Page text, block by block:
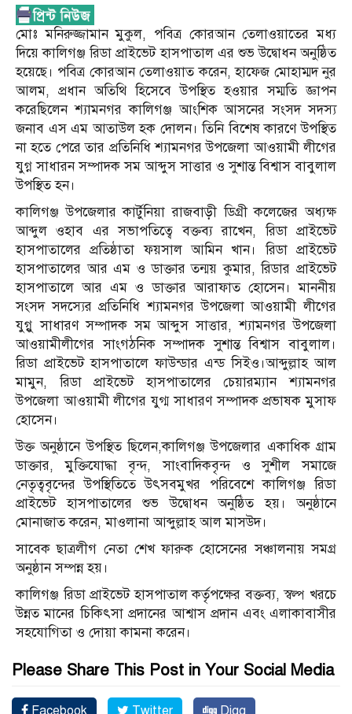
মোঃ মনিরুজ্জামান মুকুল, পবিত্র কোরআন তেলাওয়াতের মধ্য
দিয়ে কালিগঞ্জ রিডা প্রাইভেট হাসপাতাল এর শুভ উদ্বোধন অনুষ্ঠিত
হয়েছে। পবিত্র কোরআন তেলাওয়াত করেন, হাফেজ মোহাম্মদ নুর
আলম, প্রধান অতিথি হিসেবে উপস্থিত হওয়ার সম্মতি জ্ঞাপন
করেছিলেন শ্যামনগর কালিগঞ্জ আংশিক আসনের সংসদ সদস্য
জনাব এস এম আতাউল হক দোলন। তিনি বিশেষ কারণে উপস্থিত
না হতে পেরে তার প্রতিনিধি শ্যামনগর উপজেলা আওয়ামী লীগের
যুগ্ন সাধারন সম্পাদক সম আব্দুস সাত্তার ও সুশান্ত বিশ্বাস বাবুলাল
উপস্থিত হন।
কালিগঞ্জ উপজেলার কার্টুনিয়া রাজবাড়ী ডিগ্রী কলেজের অধ্যক্ষ
আব্দুল ওহাব এর সভাপতিত্বে বক্তব্য রাখেন, রিডা প্রাইভেট
হাসপাতালের প্রতিষ্ঠাতা ফয়সাল আমিন খান। রিডা প্রাইভেট
হাসপাতালের আর এম ও ডাক্তার তন্ময় কুমার, রিডার প্রাইভেট
হাসপাতালে আর এম ও ডাক্তার আরাফাত হোসেন। মাননীয়
সংসদ সদস্যের প্রতিনিধি শ্যামনগর উপজেলা আওয়ামী লীগের
যুগ্নু সাধারণ সম্পাদক সম আব্দুস সাত্তার, শ্যামনগর উপজেলা
আওয়ামীলীগের সাংগঠনিক সম্পাদক সুশান্ত বিশ্বাস বাবুলাল।
রিডা প্রাইভেট হাসপাতালে ফাউন্ডার এন্ড সিইও।আব্দুল্লাহ আল
মামুন, রিডা প্রাইভেট হাসপাতালের চেয়ারম্যান শ্যামনগর
উপজেলা আওয়ামী লীগের যুগ্ম সাধারণ সম্পাদক প্রভাষক মুসাফ
হোসেন।
উক্ত অনুষ্ঠানে উপস্থিত ছিলেন,কালিগঞ্জ উপজেলার একাধিক গ্রাম
ডাক্তার, মুক্তিযোদ্ধা বৃন্দ, সাংবাদিকবৃন্দ ও সুশীল সমাজে
নেতৃত্ববৃন্দের উপস্থিতিতে উৎসবমুখর পরিবেশে কালিগঞ্জ রিডা
প্রাইভেট হাসপাতালের শুভ উদ্বোধন অনুষ্ঠিত হয়। অনুষ্ঠানে
মোনাজাত করেন, মাওলানা আব্দুল্লাহ আল মাসউদ।
সাবেক ছাত্রলীগ নেতা শেখ ফারুক হোসেনের সঞ্চালনায় সমগ্র
অনুষ্ঠান সম্পন্ন হয়।
কালিগঞ্জ রিডা প্রাইভেট হাসপাতাল কর্তৃপক্ষের বক্তব্য, স্বল্প খরচে
উন্নত মানের চিকিৎসা প্রদানের আশ্বাস প্রদান এবং এলাকাবাসীর
সহযোগিতা ও দোয়া কামনা করেন।
Please Share This Post in Your Social Media